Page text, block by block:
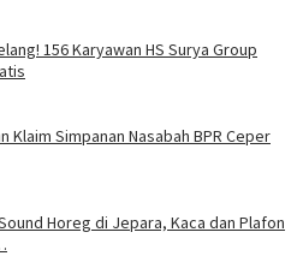
156 Karyawan HS Surya Group
Klaim Simpanan Nasabah BPR Ceper
Horeg di Jepara, Kaca dan Plafon